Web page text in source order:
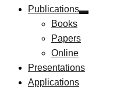
Publications
Books
Papers
Online
Presentations
Applications